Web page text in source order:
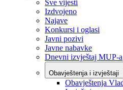
Aktuelno
Sve vijesti
Izdvojeno
Najave
Konkursi i oglasi
Javni pozivi
Javne nabavke
Dnevni izvještaj MUP-a